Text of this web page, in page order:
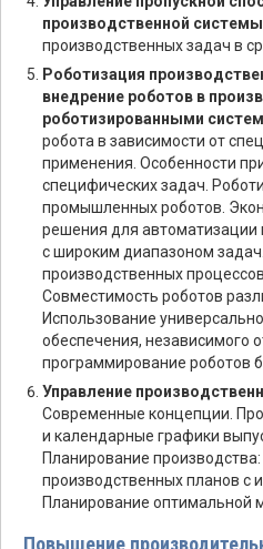
производственной
производственных задач в
Роботизация
внедрение роботов в
роботизированными
робота в зависимости от
применения. Особенности
специфических задач.
промышленных роботов.
решения для автоматизации
с широким диапазоном
производственных
Совместимость роботов
Использование
обеспечения, независимого
программирование роботов
Управление
Современные концепции.
и календарные графики
Планирование производства:
производственных планов с
Планирование оптимальной
Повышение